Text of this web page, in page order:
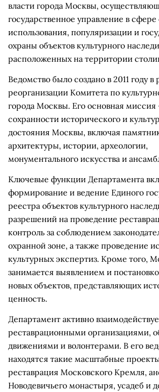
власти города Москвы,
государственное управление в
использования, популяризации и
охраны объектов культурного
расположенных на территории
Ведомство было создано в 2011 году в
реорганизации Комитета по
города Москвы. Его основная
сохранности исторического и
достояния Москвы, включая
архитектуры, истории, археологии,
монументального искусства и
Ключевые функции Департамента
формирование и ведение Единого
реестра объектов культурного
разрешений на проведение
контроль за соблюдением
охранной зоне, а также проведение
культурных экспертиз. Кроме того,
занимается выявлением и
новых объектов, представляющих
ценность.
Департамент активно
реставрационными организациями,
движениями и волонтерами. В его
находятся такие масштабные
реставрация Московского Кремля,
Новодевичьего монастыря, усадеб и